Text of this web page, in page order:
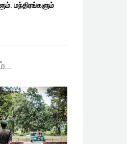
மந்திரங்களும்